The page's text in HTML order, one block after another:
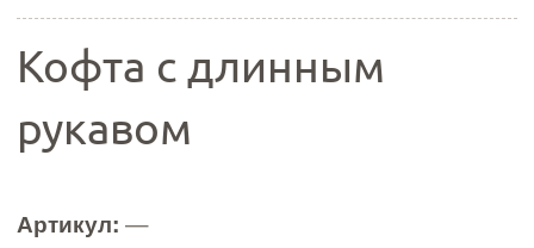
Кофта с длинным
рукавом
Артикул: —